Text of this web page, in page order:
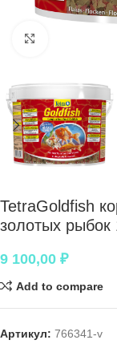
TetraGoldfish
золотых рыбок
9 100,00 ₽
Add to compare
Артикул: 766341-v